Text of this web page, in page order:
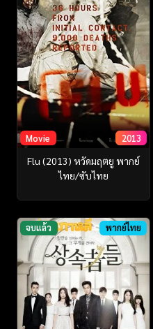
Movie 2013
Flu (2013) หวัดมฤตยู พากย์
ไทย/ซับไทย
จบแล้ว พากย์ไทย